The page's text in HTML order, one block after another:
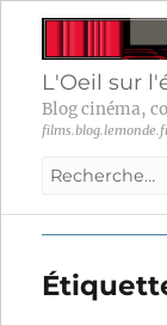
L'Oeil sur
Blog cinéma,
Recherche
: